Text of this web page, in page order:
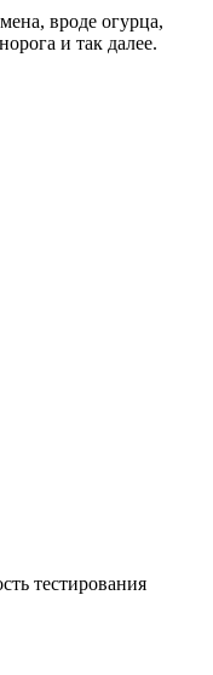
вроде огурца,
и так далее.
тестирования